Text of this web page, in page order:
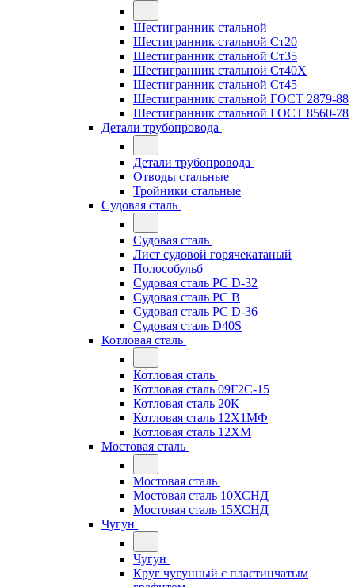
Шестигранник стальной
Шестигранник стальной Ст20
Шестигранник стальной Ст35
Шестигранник стальной Ст40Х
Шестигранник стальной Ст45
Шестигранник стальной ГОСТ 2879-88
Шестигранник стальной ГОСТ 8560-78
Детали трубопровода
Детали трубопровода
Отводы стальные
Тройники стальные
Судовая сталь
Судовая сталь
Лист судовой горячекатаный
Полособульб
Судовая сталь РС D-32
Судовая сталь РС В
Судовая сталь РС D-36
Судовая сталь D40S
Котловая сталь
Котловая сталь
Котловая сталь 09Г2С-15
Котловая сталь 20К
Котловая сталь 12Х1МФ
Котловая сталь 12ХМ
Мостовая сталь
Мостовая сталь
Мостовая сталь 10ХСНД
Мостовая сталь 15ХСНД
Чугун
Чугун
Круг чугунный с пластинчатым